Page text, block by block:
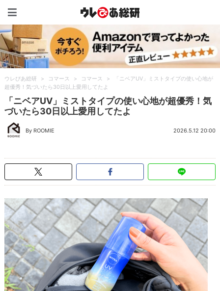
ウレぴあ総研 > コマース > コマース >
「ニベアUV」ミストタイプの使い心地が
超優秀！気づいたら30日以上愛用してたよ
「ニベアUV」ミストタイプの使い心地が超優秀！気
づいたら30日以上愛用してたよ
By ROOMIE 2026.5.12 20:00